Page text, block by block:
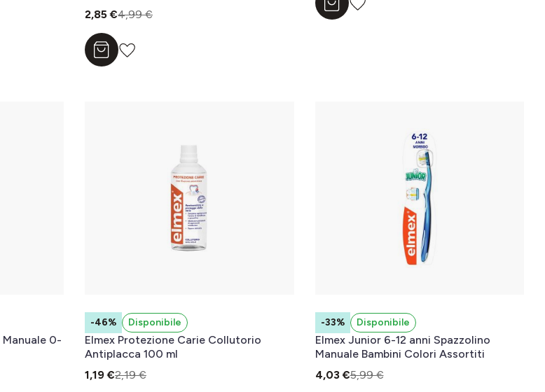
2,85 €4,99 €
Aggiungi al carrello
Aggiungi al carrello
Manuale 0-
-46% Disponibile
Elmex Protezione Carie Collutorio
Antiplacca 100 ml
1,19 €2,19 €
-33% Disponibile
Elmex Junior 6-12 anni Spazzolino
Manuale Bambini Colori Assortiti
4,03 €5,99 €